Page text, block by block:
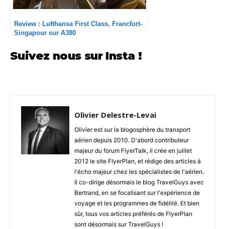
Review : Lufthansa First Class, Francfort-
Singapour sur A380
Suivez nous sur Insta !
Olivier Delestre-Levai
Olivier est sur la blogosphère du transport
aérien depuis 2010. D'abord contributeur
majeur du forum FlyerTalk, il crée en juillet
2012 le site FlyerPlan, et rédige des articles à
l'écho majeur chez les spécialistes de l'aérien.
Il co-dirige désormais le blog TravelGuys avec
Bertrand, en se focalisant sur l'expérience de
voyage et les programmes de fidélité. Et bien
sûr, tous vos articles préférés de FlyerPlan
sont désormais sur TravelGuys !